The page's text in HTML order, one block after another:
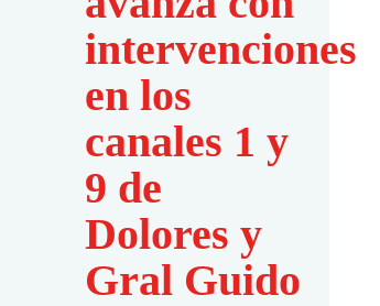
intervenciones
en los
canales 1 y
9 de
Dolores y
Gral Guido